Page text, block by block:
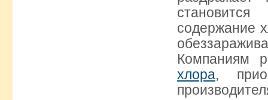
содержание
Компаниям
хлора,